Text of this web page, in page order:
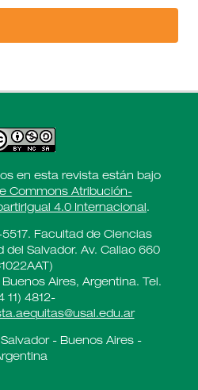
en esta revista están bajo
Commons Atribución-
4.0 Internacional .
5517. Facultad de Ciencias
del Salvador. Av. Callao 660
Aires, Argentina. Tel.
11) 4812-
- Buenos Aires -